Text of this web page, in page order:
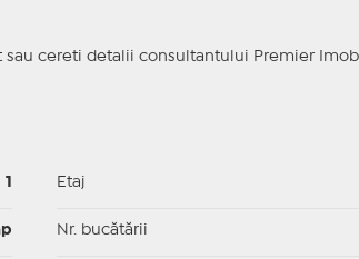
cereti detalii consultantului Premier
Etaj
Nr. bucătării